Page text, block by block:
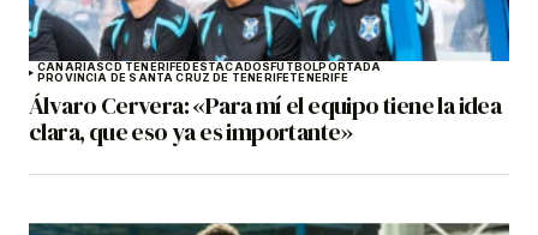
CANARIASCD TENERIFEDESTACADOSFÚTBOLPORTADA
PROVINCIA DE SANTA CRUZ DE TENERIFETENERIFE
Álvaro Cervera: «Para mí el equipo tiene la idea
clara, que eso ya es importante»